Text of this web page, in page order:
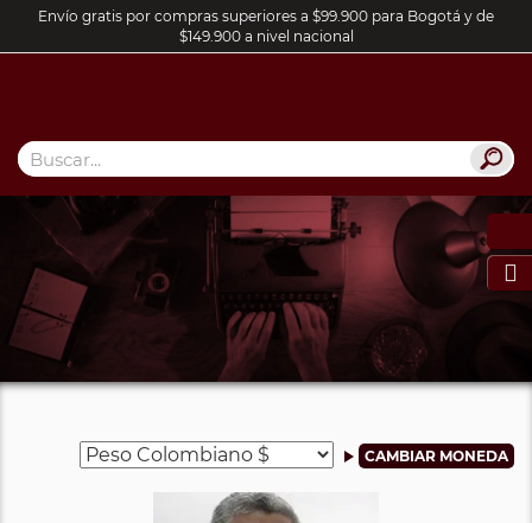
Envío gratis por compras superiores a $99.900 para Bogotá y de
$149.900 a nivel nacional
